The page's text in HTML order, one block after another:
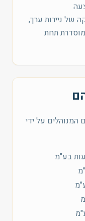
של ניירות ערך,
תחת
המנוהלים על ידי
בע"מ